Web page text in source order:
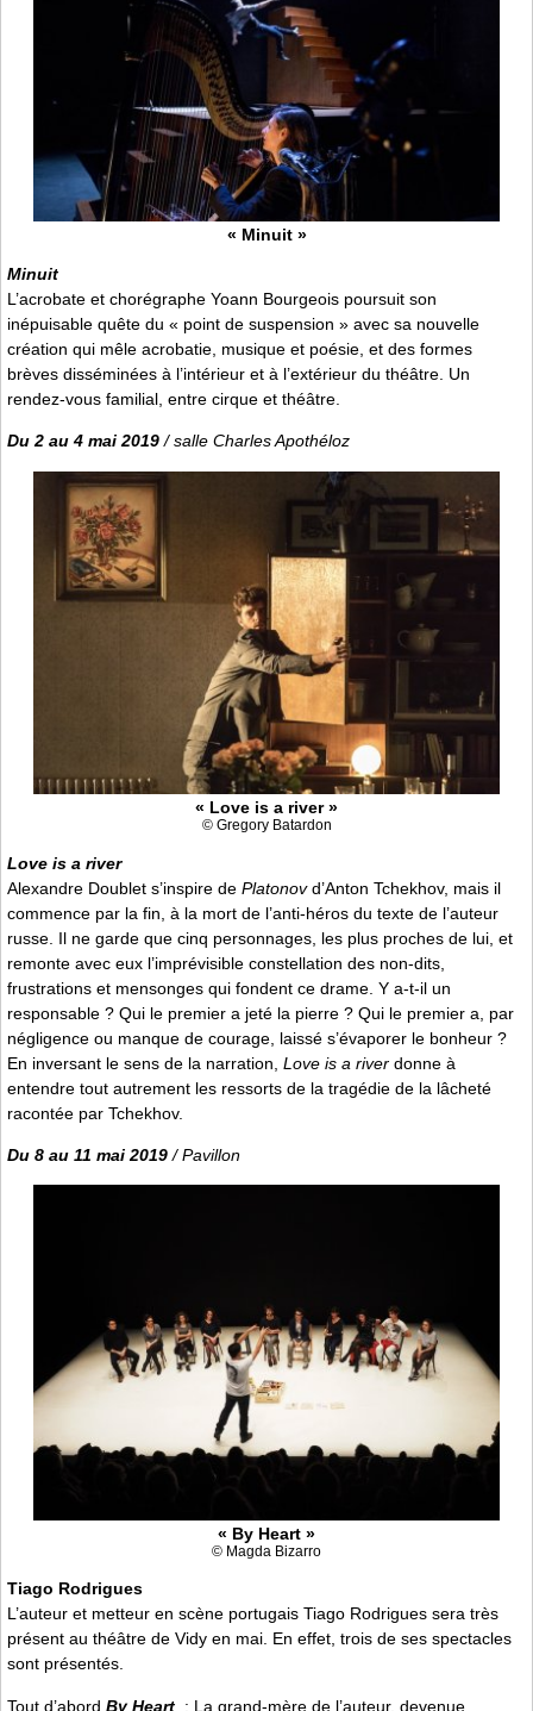
« Minuit »
Minuit
L’acrobate et chorégraphe Yoann Bourgeois poursuit son
inépuisable quête du « point de suspension » avec sa nouvelle
création qui mêle acrobatie, musique et poésie, et des formes
brèves disséminées à l’intérieur et à l’extérieur du théâtre. Un
rendez-vous familial, entre cirque et théâtre.
Du 2 au 4 mai 2019/ salle Charles Apothéloz
« Love is a river »
© Gregory Batardon
Love is a river
Alexandre Doublet s’inspire de Platonovd’Anton Tchekhov, mais il
commence par la fin, à la mort de l’anti-héros du texte de l’auteur
russe. Il ne garde que cinq personnages, les plus proches de lui, et
remonte avec eux l’imprévisible constellation des non-dits,
frustrations et mensonges qui fondent ce drame. Y a-t-il un
responsable ? Qui le premier a jeté la pierre ? Qui le premier a, par
négligence ou manque de courage, laissé s’évaporer le bonheur ?
En inversant le sens de la narration, Love is a river donne à
entendre tout autrement les ressorts de la tragédie de la lâcheté
racontée par Tchekhov.
Du 8 au 11 mai 2019/ Pavillon
« By Heart »
© Magda Bizarro
Tiago Rodrigues
L’auteur et metteur en scène portugais Tiago Rodrigues sera très
présent au théâtre de Vidy en mai. En effet, trois de ses spectacles
sont présentés.
Tout d’abord By Heart : La grand-mère de l’auteur, devenue